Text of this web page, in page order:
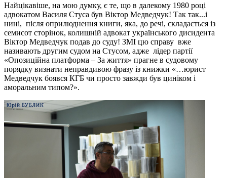
Найцікавіше, на мою думку, є те, що в далекому 1980 році
адвокатом Василя Стуса був Віктор Медведчук! Так так...і
нині, після оприлюднення книги, яка, до речі, складається із
семисот сторінок, колишній адвокат українського дисидента
Віктор Медведчук подав до суду! ЗМІ цю справу вже
називають другим судом на Стусом, адже лідер партії
«Опозиційна платформа – За життя» прагне в судовому
порядку визнати неправдивою фразу із книжки «…юрист
Медведчук боявся КГБ чи просто завжди був циніком і
аморальним типом?».